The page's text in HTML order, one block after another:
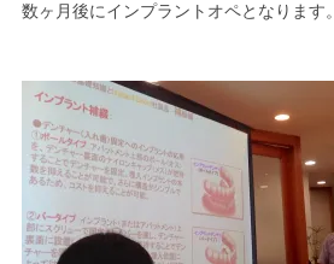
数ヶ月後にインプラントオペとなります。